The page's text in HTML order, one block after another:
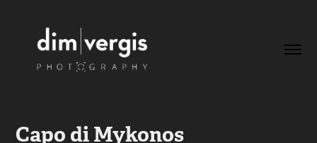
Capo di Mykonos